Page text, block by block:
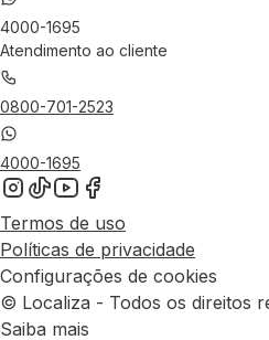
4000-1695
Atendimento ao cliente
0800-701-2523
4000-1695
Termos de uso
Políticas de privacidade
Configurações de cookies
© Localiza - Todos os direitos
Saiba mais